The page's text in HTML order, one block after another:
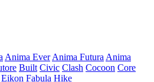
Anima Ever Anima Futura Anima
Built Civic Clash Cocoon Core
Eikon Fabula Hike